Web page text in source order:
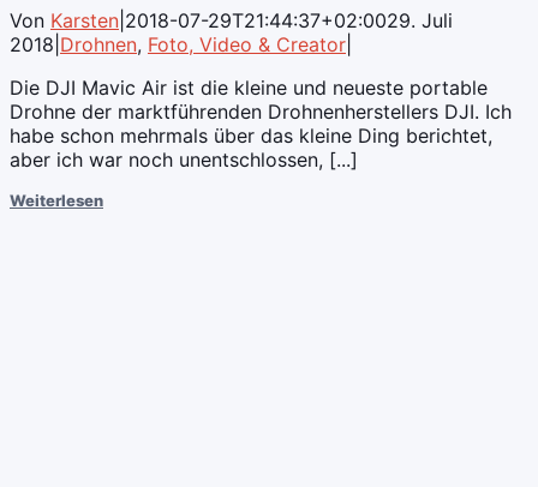
Von Karsten 2018-07-29T21:44:37+02:0029. Juli
2018 Drohnen, Foto, Video & Creator
Die DJI Mavic Air ist die kleine und neueste portable
Drohne der marktführenden Drohnenherstellers DJI. Ich
habe schon mehrmals über das kleine Ding berichtet,
aber ich war noch unentschlossen, [...]
Weiterlesen